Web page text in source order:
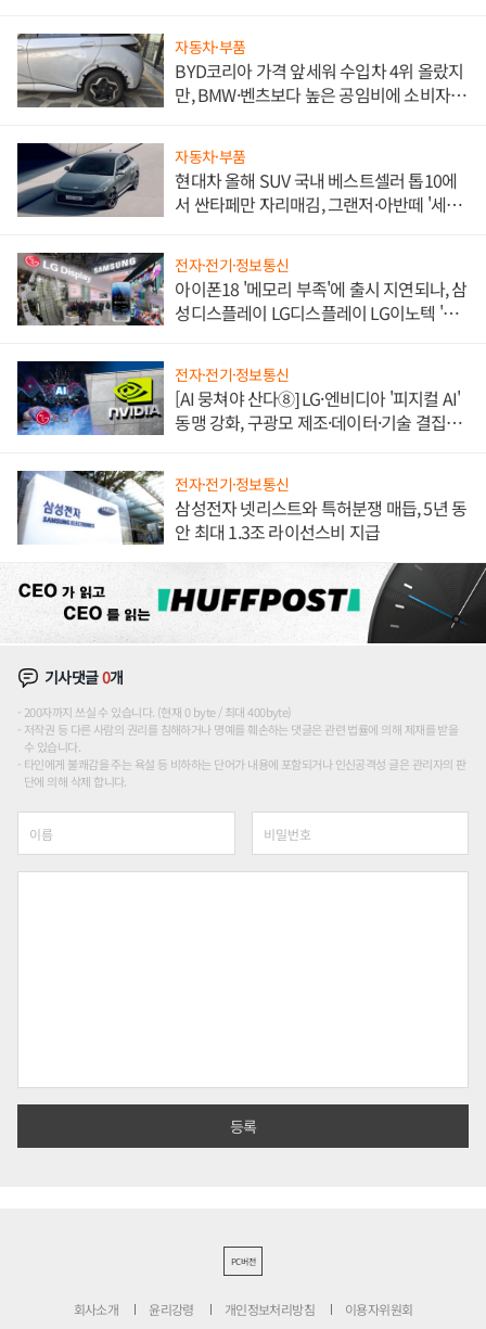
자동차·부품
BYD코리아 가격 앞세워 수입차 4위 올랐지
만, BMW·벤츠보다 높은 공임비에 소비자
자동차·부품
현대차 올해 SUV 국내 베스트셀러 톱10에
서 싼타페만 자리매김, 그랜저·아반떼 '세단
전자·전기·정보통신
아이폰18 '메모리 부족'에 출시 지연되나, 삼
성디스플레이 LG디스플레이 LG이노텍 '탈
전자·전기·정보통신
[AI 뭉쳐야 산다⑧] LG·엔비디아 '피지컬 AI'
동맹 강화, 구광모 제조·데이터·기술 결집
전자·전기·정보통신
삼성전자 넷리스트와 특허분쟁 매듭, 5년 동
안 최대 1.3조 라이선스비 지급
기사댓글0개
200자까지 쓰실 수 있습니다. (현재 0 byte / 최대 400byte)
저작권 등 다른 사람의 권리를 침해하거나 명예를 훼손하는 댓글은 관련 법률에 의해 제재를 받을
수 있습니다.
타인에게 불쾌감을 주는 욕설 등 비하하는 단어가 내용에 포함되거나 인신공격성 글은 관리자의 판
단에 의해 삭제 합니다.
PC버전
회사소개 윤리강령 개인정보처리방침 이용자위원회